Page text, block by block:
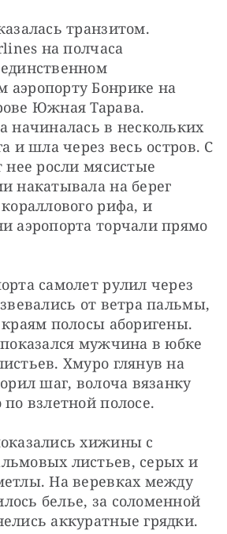
транзитом.
на полчаса
аэропорту Бонрике на
Южная Тарава.
начиналась в нескольких
и шла через весь остров. С
нее росли мясистые
накатывала на берег
рифа, и
аэропорта торчали прямо
самолет рулил через
от ветра пальмы,
краям полосы аборигены.
мужчина в юбке
Хмуро глянув на
шаг, волоча вязанку
взлетной полосе.
хижины с
листьев, серых и
На веревках между
белье, за соломенной
аккуратные грядки.